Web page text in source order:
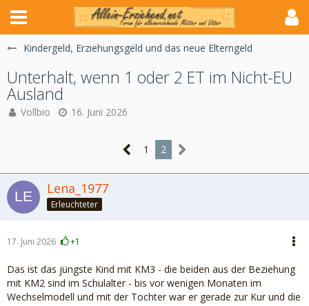
Kindergeld, Erziehungsgeld und das neue Elterngeld
Unterhalt, wenn 1 oder 2 ET im Nicht-EU
Ausland
Vollbio 16. Juni 2026
1 2
Lena_1977
Erleuchteter
17. Juni 2026 +1
Das ist das jüngste Kind mit KM3 - die beiden aus der Beziehung
mit KM2 sind im Schulalter - bis vor wenigen Monaten im
Wechselmodell und mit der Tochter war er gerade zur Kur und die